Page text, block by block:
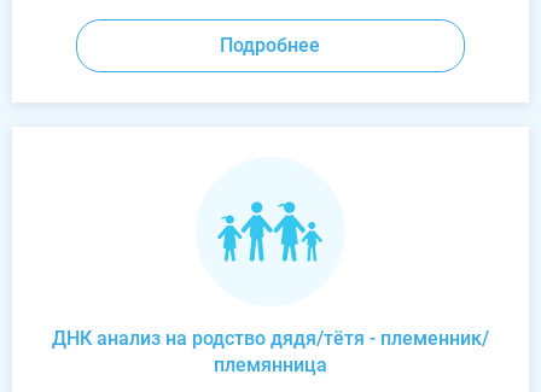
Подробнее
ДНК анализ на родство дядя/тётя - племенник/
племянница